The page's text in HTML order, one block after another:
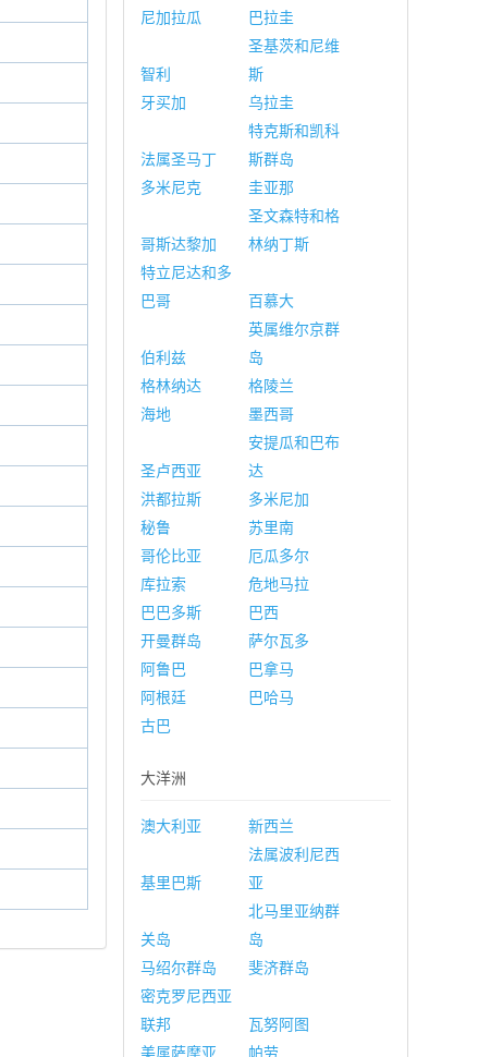
尼加拉瓜
巴拉圭
智利
圣基茨和尼维
斯
牙买加
乌拉圭
法属圣马丁
特克斯和凯科
斯群岛
多米尼克
圭亚那
哥斯达黎加
圣文森特和格
林纳丁斯
特立尼达和多
巴哥
百慕大
伯利兹
英属维尔京群
岛
格林纳达
格陵兰
海地
墨西哥
圣卢西亚
安提瓜和巴布
达
洪都拉斯
多米尼加
秘鲁
苏里南
哥伦比亚
厄瓜多尔
库拉索
危地马拉
巴巴多斯
巴西
开曼群岛
萨尔瓦多
阿鲁巴
巴拿马
阿根廷
巴哈马
古巴
大洋洲
澳大利亚 新西兰
基里巴斯
法属波利尼西
亚
关岛
北马里亚纳群
岛
马绍尔群岛
斐济群岛
密克罗尼西亚
联邦
瓦努阿图
美属萨摩亚
帕劳